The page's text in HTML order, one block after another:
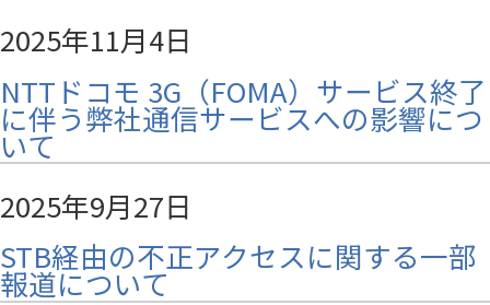
2025年11月4日
NTTドコモ 3G（FOMA）サービス終了
に伴う弊社通信サービスへの影響につ
いて
2025年9月27日
STB経由の不正アクセスに関する一部
報道について